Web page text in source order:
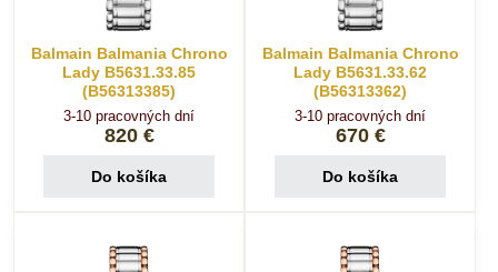
Balmain Balmania Chrono
Lady B5631.33.85
(B56313385)
3-10 pracovných dní
820 €
Do košíka
Balmain Balmania Chrono
Lady B5631.33.62
(B56313362)
3-10 pracovných dní
670 €
Do košíka